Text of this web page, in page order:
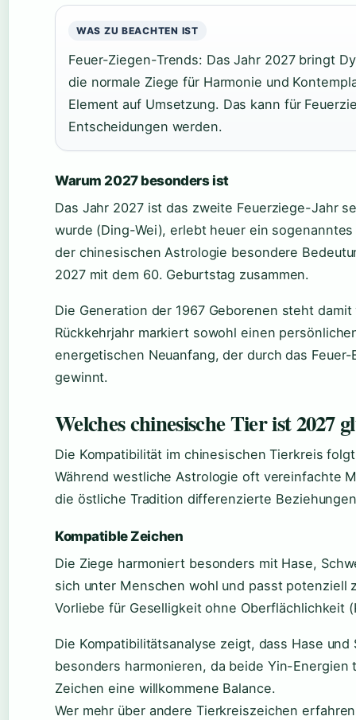
WAS ZU BEACHTEN IST
Feuer-Ziegen-Trends: Das Jahr 2027 bringt
die normale Ziege für Harmonie und
Element auf Umsetzung. Das kann für
Entscheidungen werden.
Warum 2027 besonders ist
Das Jahr 2027 ist das zweite Feuerziege-Jahr
wurde (Ding-Wei), erlebt heuer ein
der chinesischen Astrologie besondere
2027 mit dem 60. Geburtstag zusammen.
Die Generation der 1967 Geborenen steht
Rückkehrjahr markiert sowohl einen
energetischen Neuanfang, der durch das
gewinnt.
Welches chinesische Tier ist 2027
Die Kompatibilität im chinesischen Tierkreis
Während westliche Astrologie oft vereinfachte
die östliche Tradition differenzierte
Kompatible Zeichen
Die Ziege harmoniert besonders mit Hase,
sich unter Menschen wohl und passt potenziell
Vorliebe für Geselligkeit ohne Oberflächlichkeit
Die Kompatibilitätsanalyse zeigt, dass Hase
besonders harmonieren, da beide Yin-
Zeichen eine willkommene Balance.
Wer mehr über andere Tierkreiszeichen